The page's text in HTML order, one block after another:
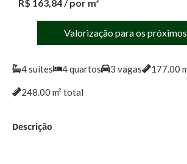
R$ 163,84 / por m²
Valorização para os
4suítes 4quartos 3 vagas 177.00
248.00 m² total
Descrição